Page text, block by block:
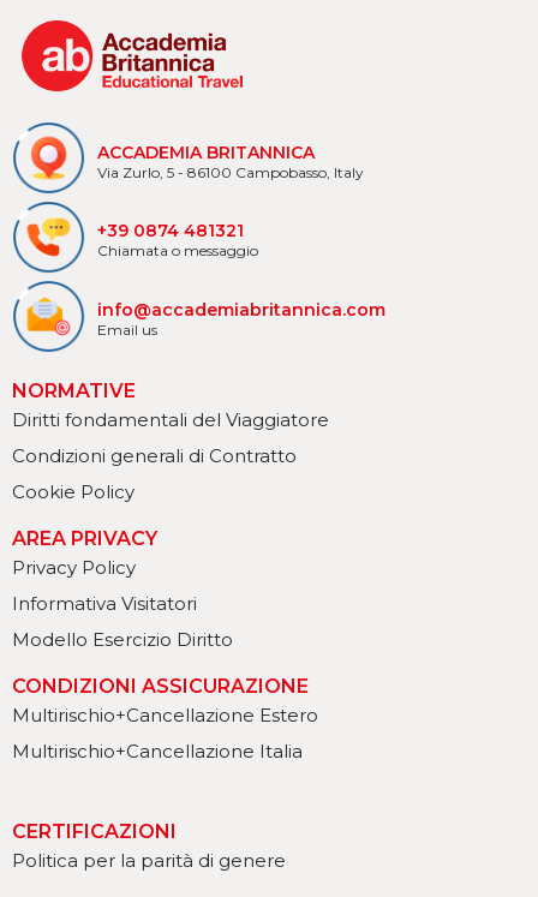
ACCADEMIA BRITANNICA
Via Zurlo, 5 - 86100 Campobasso, Italy
+39 0874 481321
Chiamata o messaggio
info@accademiabritannica.com
Email us
NORMATIVE
Diritti fondamentali del Viaggiatore
Condizioni generali di Contratto
Cookie Policy
AREA PRIVACY
Privacy Policy
Informativa Visitatori
Modello Esercizio Diritto
CONDIZIONI ASSICURAZIONE
Multirischio+Cancellazione Estero
Multirischio+Cancellazione Italia
CERTIFICAZIONI
Politica per la parità di genere